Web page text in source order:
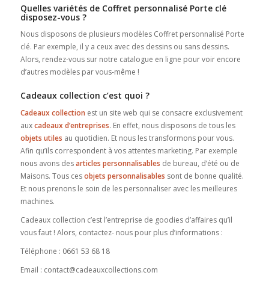
Quelles variétés de Coffret personnalisé Porte clé
disposez-vous ?
Nous disposons de plusieurs modèles Coffret personnalisé Porte
clé. Par exemple, il y a ceux avec des dessins ou sans dessins.
Alors, rendez-vous sur notre catalogue en ligne pour voir encore
d’autres modèles par vous-même !
Cadeaux collection c’est quoi ?
Cadeaux collection est un site web qui se consacre exclusivement
auxcadeaux d’entreprises. En effet, nous disposons de tous les
objets utiles au quotidien. Et nous les transformons pour vous.
Afin qu’ils correspondent à vos attentes marketing. Par exemple
nous avons desarticles personnalisables de bureau, d’été ou de
Maisons. Tous cesobjets personnalisables sont de bonne qualité.
Et nous prenons le soin de les personnaliser avec les meilleures
machines.
Cadeaux collection c’est l’entreprise de goodies d’affaires qu’il
vous faut ! Alors, contactez- nous pour plus d’informations :
Téléphone : 0661 53 68 18
Email : contact@cadeauxcollections.com